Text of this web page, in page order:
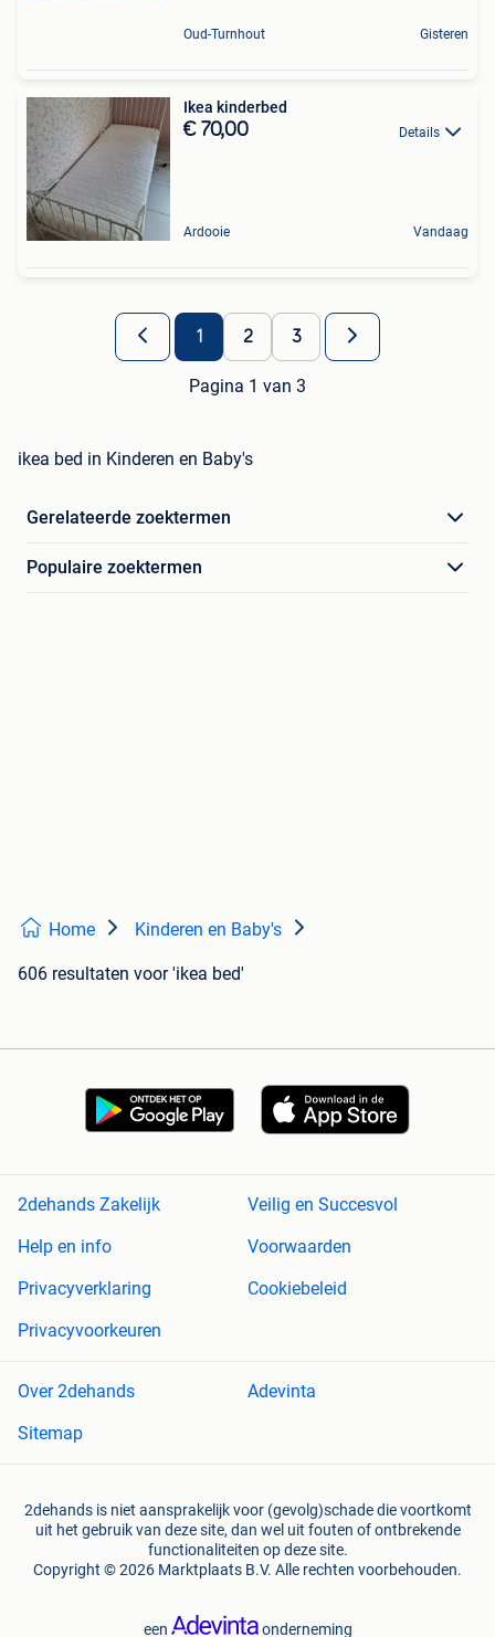
Oud-Turnhout Gisteren
Ikea kinderbed
€ 70,00 Details
Ardooie Vandaag
1 2 3
Pagina 1 van 3
ikea bed in Kinderen en Baby's
Gerelateerde zoektermen
Populaire zoektermen
Home Kinderen en Baby's
606 resultaten voor 'ikea bed'
2dehands Zakelijk
Veilig en Succesvol
Help en info
Voorwaarden
Privacyverklaring
Cookiebeleid
Privacyvoorkeuren
Over 2dehands
Adevinta
Sitemap
2dehands is niet aansprakelijk voor (gevolg)schade die voortkomt
uit het gebruik van deze site, dan wel uit fouten of ontbrekende
functionaliteiten op deze site.
Copyright © 2026 Marktplaats B.V. Alle rechten voorbehouden.
een onderneming